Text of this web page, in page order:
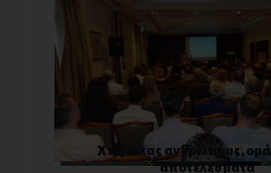
Χτίζοντας ανθρώπους,
αποτελέσματα